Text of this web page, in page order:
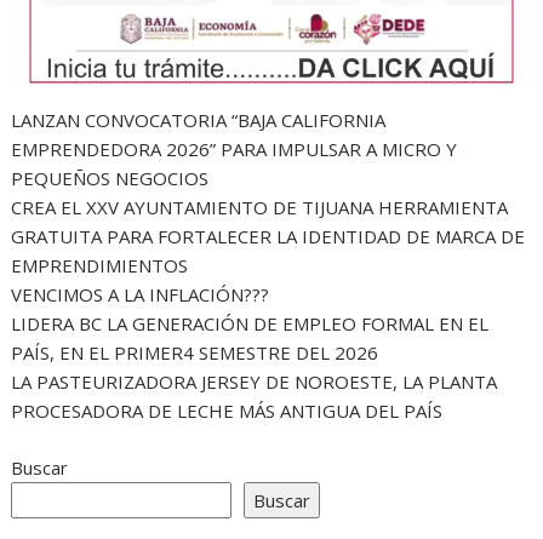
LANZAN CONVOCATORIA “BAJA CALIFORNIA
EMPRENDEDORA 2026” PARA IMPULSAR A MICRO Y
PEQUEÑOS NEGOCIOS
CREA EL XXV AYUNTAMIENTO DE TIJUANA HERRAMIENTA
GRATUITA PARA FORTALECER LA IDENTIDAD DE MARCA DE
EMPRENDIMIENTOS
VENCIMOS A LA INFLACIÓN???
LIDERA BC LA GENERACIÓN DE EMPLEO FORMAL EN EL
PAÍS, EN EL PRIMER4 SEMESTRE DEL 2026
LA PASTEURIZADORA JERSEY DE NOROESTE, LA PLANTA
PROCESADORA DE LECHE MÁS ANTIGUA DEL PAÍS
Buscar
Buscar